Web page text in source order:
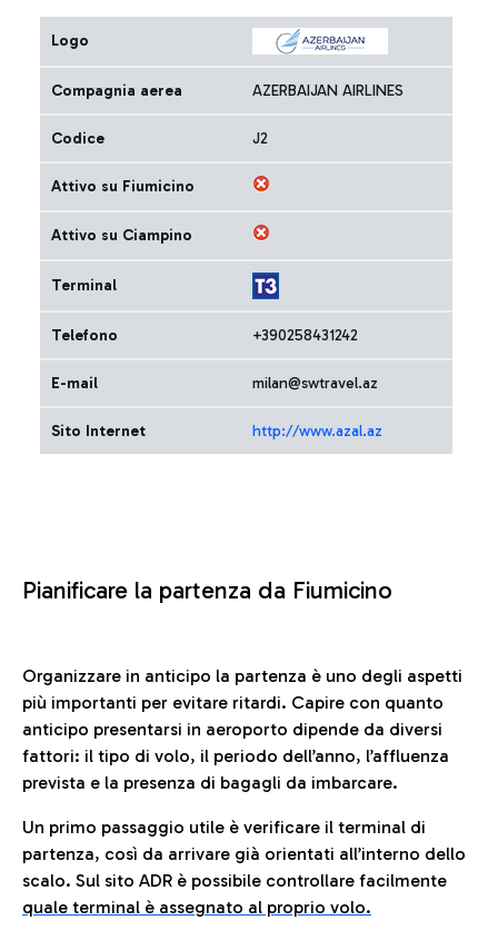
Logo
Compagnia aerea AZERBAIJAN AIRLINES
Codice J2
Attivo su Fiumicino
Attivo su Ciampino
Terminal
Telefono +390258431242
E-mail milan@swtravel.az
Sito Internet http://www.azal.az
Pianificare la partenza da Fiumicino
Organizzare in anticipo la partenza è uno degli aspetti
più importanti per evitare ritardi. Capire con quanto
anticipo presentarsi in aeroporto dipende da diversi
fattori: il tipo di volo, il periodo dell’anno, l’affluenza
prevista e la presenza di bagagli da imbarcare.
Un primo passaggio utile è verificare il terminal di
partenza, così da arrivare già orientati all’interno dello
scalo. Sul sito ADR è possibile controllare facilmente
quale terminal è assegnato al proprio volo.